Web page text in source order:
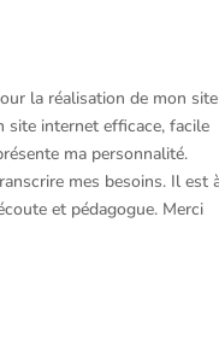
la réalisation de mon site
site internet efficace, facile
ma personnalité.
mes besoins. Il est
et pédagogue. Merci